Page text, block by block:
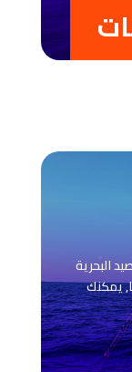
البحرية
يمكنك